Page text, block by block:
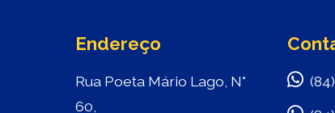
Endereço
Rua Poeta Mário Lago, N°
60,